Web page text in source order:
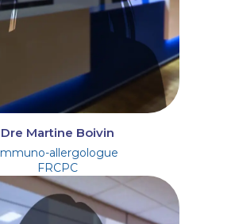
Dre Martine Boivin
Immuno-allergologue
FRCPC